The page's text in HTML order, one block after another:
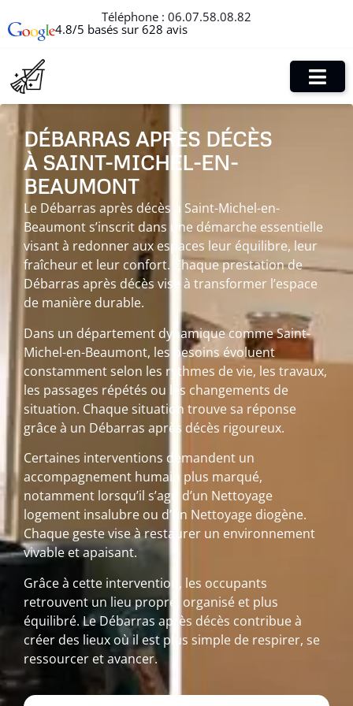
Téléphone : 06.07.58.08.82
4.8/5 basés sur 628 avis
DÉBARRAS APRÈS DÉCÈS
À SAINT-MICHEL-EN-
BEAUMONT
Le Débarras après décès à Saint-Michel-en-
Beaumont s’inscrit dans une démarche essentielle
visant à redonner aux espaces leur équilibre, leur
fraîcheur et leur confort. Chaque prestation de
Débarras après décès vise à transformer l’espace
de manière durable.
Dans un département dynamique comme Saint-
Michel-en-Beaumont, les besoins évoluent
constamment selon les rythmes de vie, les travaux,
les passages répétés ou les changements de
situation. Chaque situation trouve sa réponse
grâce à un Débarras après décès rigoureux.
Certaines interventions demandent un
accompagnement humain plus marqué,
notamment lorsqu’il s’agit d’un Nettoyage
logement insalubre ou d’un Nettoyage diogène.
Chaque geste vise à restaurer un environnement
vivable et apaisant.
Grâce à cette intervention, les occupants
retrouvent un lieu propre, organisé et plus
équilibré. Le Débarras après décès contribue à
créer des lieux où il est plus simple de respirer, se
ressourcer et avancer.